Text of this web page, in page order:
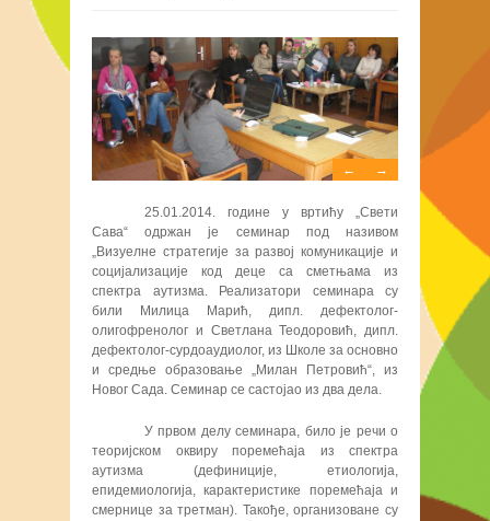
← →
25.01.2014. године у вртићу „Свети
Сава“ одржан је семинар под називом
„Визуелне стратегије за развој комуникације и
социјализације код деце са сметњама из
спектра аутизма. Реализатори семинара су
били Милица Марић, дипл. дефектолог-
олигофренолог и Светлана Теодоровић, дипл.
дефектолог-сурдоаудиолог, из Школе за основно
и средње образовање „Милан Петровић“, из
Новог Сада. Семинар се састојао из два дела.
У првом делу семинара, било је речи о
теоријском оквиру поремећаја из спектра
аутизма (дефиницијe, етиологија,
епидемиологија, карактеристике поремећаја и
смернице за третман). Такође, организоване су